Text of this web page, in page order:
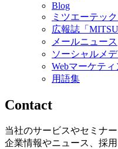
Blog
ミツエーテッ
広報誌「
メールニュース
ソーシャルメ
Webマーケテ
用語集
Contact
当社のサービスやセミナ
企業情報やニュース、採